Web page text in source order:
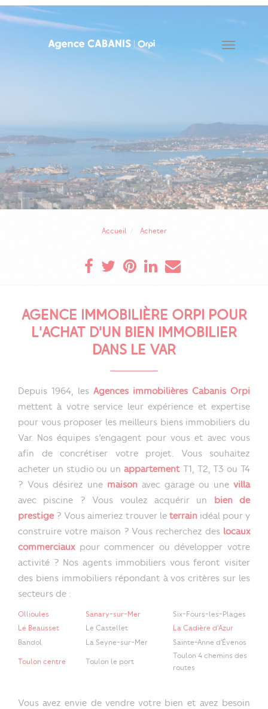
Toggle
Accueil Acheter
AGENCE IMMOBILIÈRE ORPI POUR
L'ACHAT D'UN BIEN IMMOBILIER
DANS LE VAR
Depuis 1964, les Agences immobilières Cabanis Orpi
mettent à votre service leur expérience et expertise
pour vous proposer les meilleurs biens immobiliers du
Var. Nos équipes s’engagent pour vous et avec vous
afin de concrétiser votre projet. Vous souhaitez
acheter un studio ou un appartement T1, T2, T3 ou T4
? Vous désirez une maison avec garage ou une villa
avec piscine ? Vous voulez acquérir un bien de
prestige? Vous aimeriez trouver le terrain idéal pour y
construire votre maison ? Vous recherchez des locaux
commerciauxpour commencer ou développer votre
activité ? Nos agents immobiliers vous feront visiter
des biens immobiliers répondant à vos critères sur les
secteurs de :
Ollioules Sanary-sur-Mer
Six-Fours-les-Plages
Le Beausset
Le Castellet
La Cadière d'Azur
Bandol
La Seyne-sur-Mer Sainte-Anne d'Évenos
Toulon centre Toulon le port
Toulon 4 chemins des
routes
Vous avez envie de vendre votre bien et avez besoin